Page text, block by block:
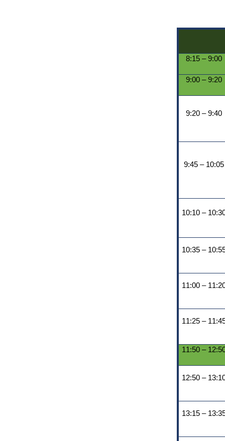
8:15 – 9:00
9:00 – 9:20
9:20 – 9:40
9:45 – 10:05
10:10 –
10:35 –
11:00 –
11:25 –
11:50 –
12:50 –
13:15 –